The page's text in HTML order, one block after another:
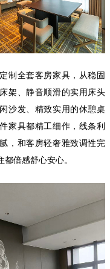
制全套客房家具，从稳固
架、静音顺滑的实用床头
沙发、精致实用的休憩桌
家具都精工细作，线条利
，和客房轻奢雅致调性完
倍感舒心安心。